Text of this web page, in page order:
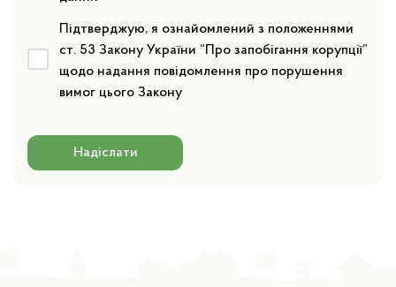
Підтверджую, я ознайомлений з положеннями
ст. 53 Закону України “Про запобігання корупції”
щодо надання повідомлення про порушення
вимог цього Закону
Надіслати